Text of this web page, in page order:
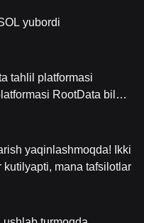
yubordi
tahlil platformasi
RootData bilan
yaqinlashmoqda! Ikki
mana tafsilotlar